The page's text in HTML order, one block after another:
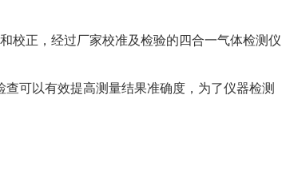
校正，经过厂家校准及检验的四合一气体检测仪
可以有效提高测量结果准确度，为了仪器检测